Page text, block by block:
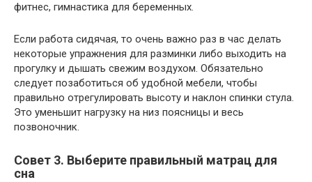
фитнес, гимнастика для беременных.
Если работа сидячая, то очень важно раз в час делать
некоторые упражнения для разминки либо выходить на
прогулку и дышать свежим воздухом. Обязательно
следует позаботиться об удобной мебели, чтобы
правильно отрегулировать высоту и наклон спинки стула.
Это уменьшит нагрузку на низ поясницы и весь
позвоночник.
Совет 3. Выберите правильный матрац для
сна